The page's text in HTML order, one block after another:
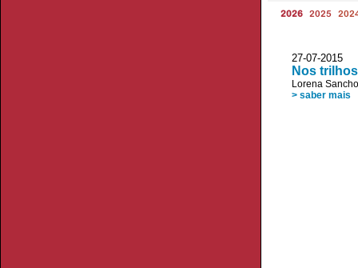
2026 2025
27-07-
Nos
Lorena
> saber mais